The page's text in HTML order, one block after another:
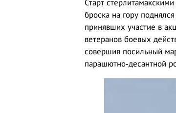
Старт
броска на гору
принявших участие в
ветеранов боевых
совершив посильный
парашютно-десантной